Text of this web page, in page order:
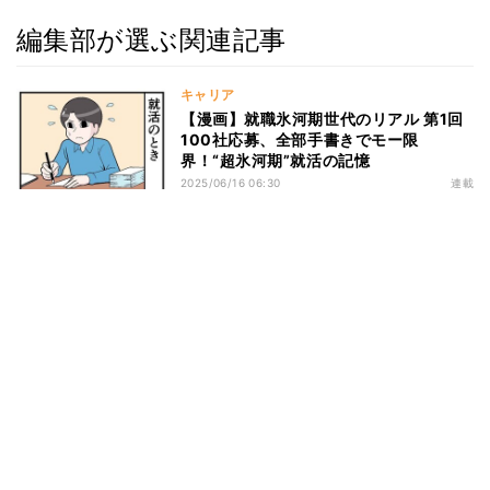
編集部が選ぶ関連記事
キャリア
【漫画】就職氷河期世代のリアル 第1回
100社応募、全部手書きでモー限
界！“超氷河期”就活の記憶
2025/06/16 06:30 連載